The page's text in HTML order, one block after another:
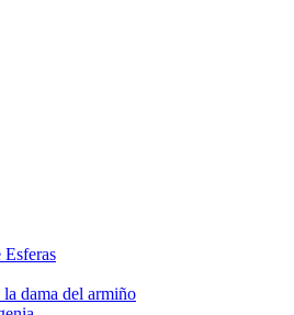
dama del armiño